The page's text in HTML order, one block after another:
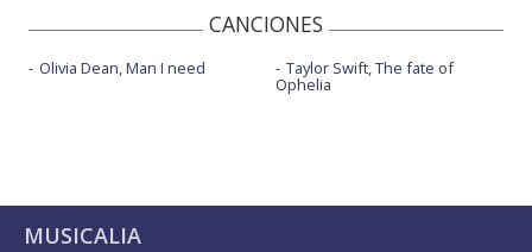
CANCIONES
Olivia Dean, Man I need Taylor Swift, The fate of
Ophelia
MUSICALIA